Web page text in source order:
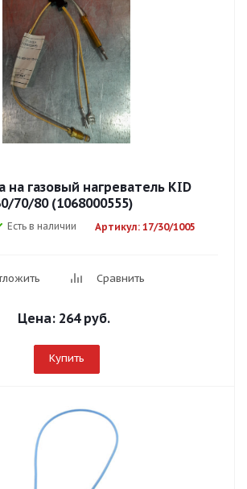
на газовый нагреватель KID
70/80 (1068000555)
Есть в наличии Артикул: 17/30/1005
Сравнить
Цена: 264 руб.
Купить